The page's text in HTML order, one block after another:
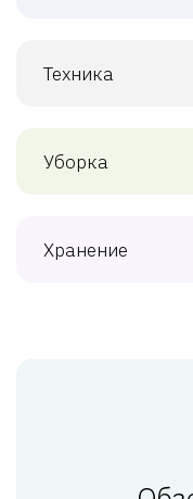
Техника
Уборка
Хранение